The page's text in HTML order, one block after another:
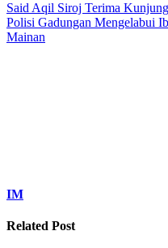
Said Aqil Siroj Terima
Polisi Gadungan Mengelabui
Mainan
IM
Related Post